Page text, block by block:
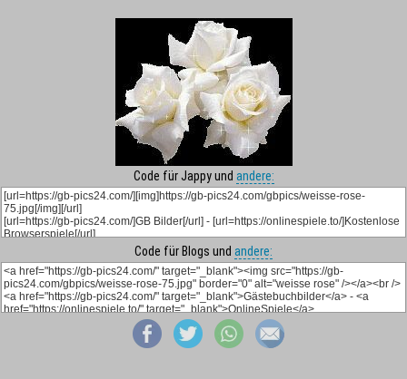
Code für Jappy und andere:
Code für Blogs und andere: